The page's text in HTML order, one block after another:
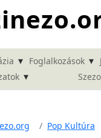
▾ Foglalkozások ▾
▾
Pop Kultúra